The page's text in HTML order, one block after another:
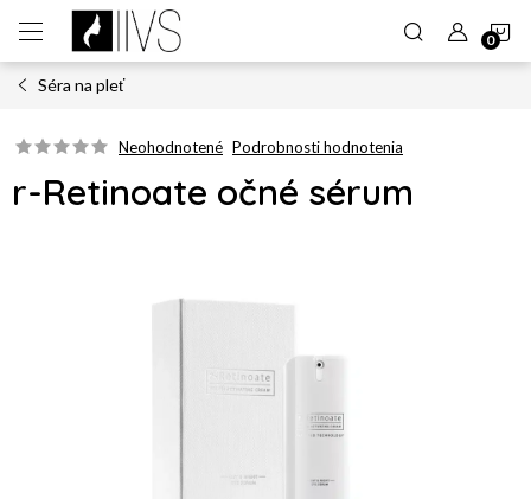
obsah
Séra na pleť
Neohodnotené Podrobnosti hodnotenia
r-Retinoate očné sérum